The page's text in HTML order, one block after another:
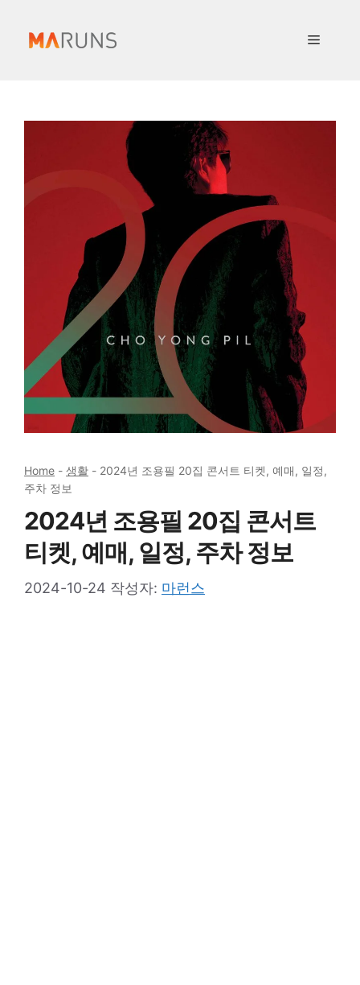
메
Home - 생활 - 2024년 조용필 20집 콘서트 티켓, 예매, 일정,
주차 정보
2024년 조용필 20집 콘서트
티켓, 예매, 일정, 주차 정보
2024-10-24 작성자: 마런스